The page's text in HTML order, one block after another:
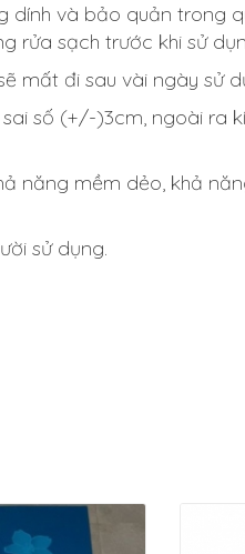
dính và bảo quản trong
rửa sạch trước khi sử
mất đi sau vài ngày sử
số (+/-)3cm, ngoài ra
năng mềm dẻo, khả
sử dụng.